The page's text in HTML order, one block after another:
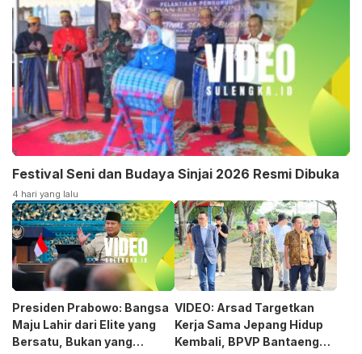
Festival Seni dan Budaya Sinjai 2026 Resmi Dibuka
4 hari yang lalu
Presiden Prabowo: Bangsa
Maju Lahir dari Elite yang
Bersatu, Bukan yang
VIDEO: Arsad Targetkan
Kerja Sama Jepang Hidup
Kembali, BPVP Bantaeng